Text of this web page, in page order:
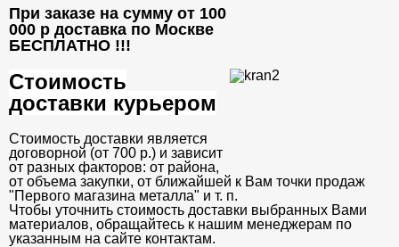
При заказе на сумму от 100
000 р доставка по Москве
БЕСПЛАТНО !!!
Стоимость
доставки курьером
Стоимость доставки является
договорной (от 700 р.) и зависит
от разных факторов: от района,
от объема закупки, от ближайшей к Вам точки продаж
"Первого магазина металла" и т. п.
Чтобы уточнить стоимость доставки выбранных Вами
материалов, обращайтесь к нашим менеджерам по
указанным на сайте контактам.